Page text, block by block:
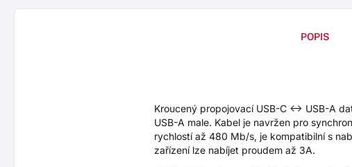
POPIS
Kroucený propojovací USB-C <-> USB-A
USB-A male. Kabel je navržen pro
rychlostí až 480 Mb/s, je kompatibilní s
zařízení lze nabíjet proudem až 3A.